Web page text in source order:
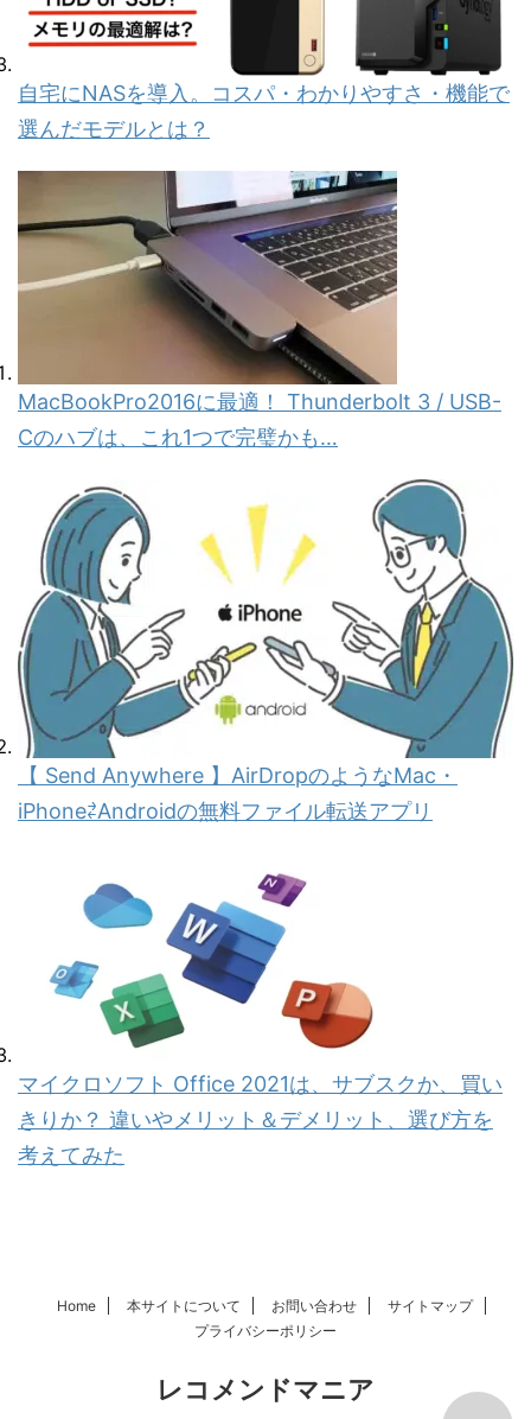
自宅にNASを導入。コスパ・わかりやすさ・機能で
選んだモデルとは？
MacBookPro2016に最適！ Thunderbolt 3 / USB-
Cのハブは、これ1つで完璧かも…
【 Send Anywhere 】AirDropのようなMac・
iPhone⇄Androidの無料ファイル転送アプリ
マイクロソフト Office 2021は、サブスクか、買い
きりか？ 違いやメリット＆デメリット、選び方を
考えてみた
Home 本サイトについて お問い合わせ
サイトマップ
プライバシーポリシー
レコメンドマニア